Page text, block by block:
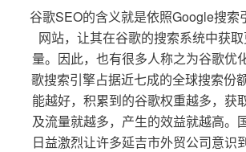
谷歌SEO的含义就是依照Google搜索
网站，让其在谷歌的搜索系统中获
量。因此，也有很多人称之为谷歌优
歌搜索引擎占据近七成的全球搜索份
能越好，积累到的谷歌权重越多，获
及流量就越多，产生的效益就越高。
日益激烈让许多延吉市外贸公司意识